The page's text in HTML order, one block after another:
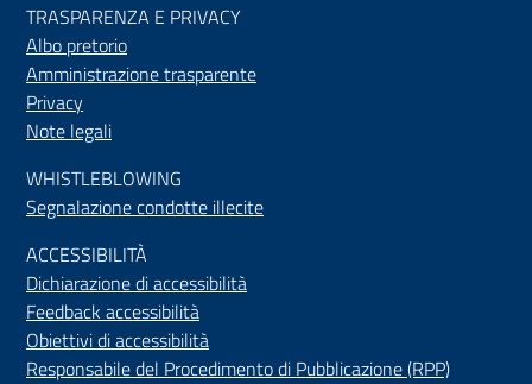
TRASPARENZA E PRIVACY
Albo pretorio
Amministrazione trasparente
Privacy
Note legali
WHISTLEBLOWING
Segnalazione condotte illecite
ACCESSIBILITÀ
Dichiarazione di accessibilità
Feedback accessibilità
Obiettivi di accessibilità
Responsabile del Procedimento di Pubblicazione (RPP)